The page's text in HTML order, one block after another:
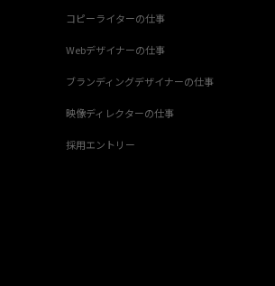
コピーライターの仕事
Webデザイナーの仕事
ブランディングデザイナーの仕事
映像ディレクターの仕事
採用エントリー